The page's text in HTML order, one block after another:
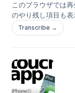
このブラウザでは
のやり残し項目も
ッチ！ [カテゴリ：
料] [iTunesプレビュ
Transcribe →